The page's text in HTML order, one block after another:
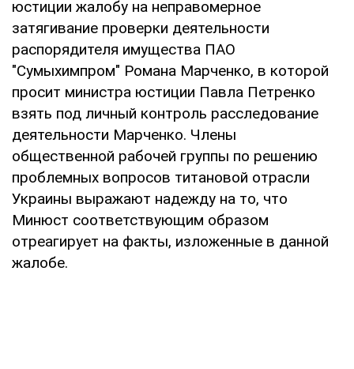
юстиции жалобу на неправомерное
затягивание проверки деятельности
распорядителя имущества ПАО
"Сумыхимпром" Романа Марченко, в которой
просит министра юстиции Павла Петренко
взять под личный контроль расследование
деятельности Марченко. Члены
общественной рабочей группы по решению
проблемных вопросов титановой отрасли
Украины выражают надежду на то, что
Минюст соответствующим образом
отреагирует на факты, изложенные в данной
жалобе.